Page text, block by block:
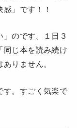
」です！！
」のです。１日３
同じ本を読み続け
りません。
す。すごく気楽で